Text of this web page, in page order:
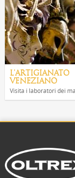
L'ARTIGIANATO
VENEZIANO
Visita i laboratori dei